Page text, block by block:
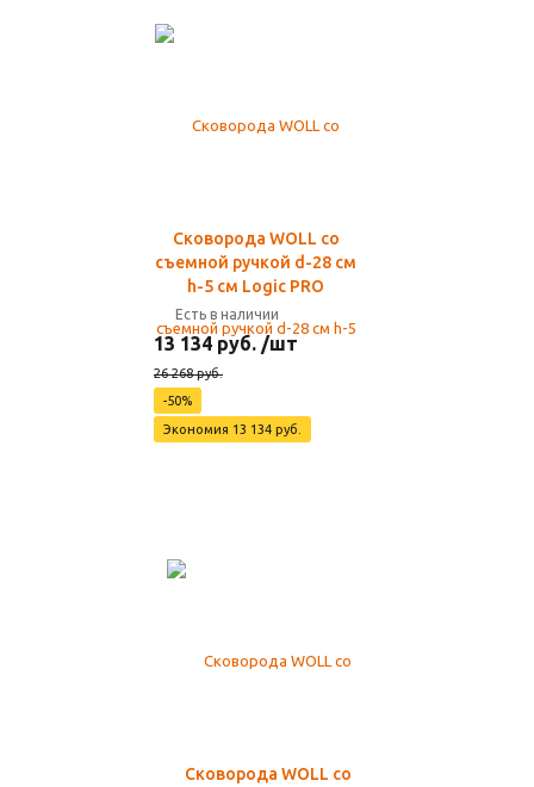
Сковорода WOLL со
съемной ручкой d-28 см
h-5 см Logic PRO
Есть в наличии
13 134 руб. /шт
26 268 руб.
-50%
Экономия 13 134 руб.
Сковорода WOLL со